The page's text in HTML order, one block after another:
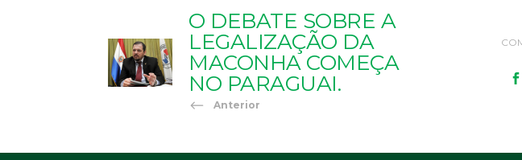
O DEBATE SOBRE A
LEGALIZAÇÃO DA
MACONHA COMEÇA
NO PARAGUAI.
Anterior